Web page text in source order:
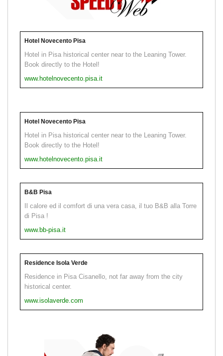
Hotel Novecento Pisa
Hotel in Pisa historical center near to the Leaning Tower.
Book directly to the Hotel!
www.hotelnovecento.pisa.it
Hotel Novecento Pisa
Hotel in Pisa historical center near to the Leaning Tower.
Book directly to the Hotel!
www.hotelnovecento.pisa.it
B&B Pisa
Il calore ed il comfort di una vera casa, il tuo B&B alla Torre
di Pisa !
www.bb-pisa.it
Residence Isola Verde
Residence in Pisa Cisanello, not far away from the city
historical center.
www.isolaverde.com